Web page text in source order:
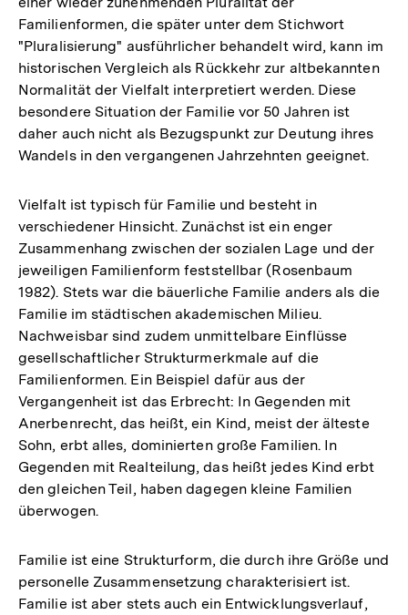
Familienformen, die später unter dem Stichwort
"Pluralisierung" ausführlicher behandelt wird, kann im
historischen Vergleich als Rückkehr zur altbekannten
Normalität der Vielfalt interpretiert werden. Diese
besondere Situation der Familie vor 50 Jahren ist
daher auch nicht als Bezugspunkt zur Deutung ihres
Wandels in den vergangenen Jahrzehnten geeignet.
Vielfalt ist typisch für Familie und besteht in
verschiedener Hinsicht. Zunächst ist ein enger
Zusammenhang zwischen der sozialen Lage und der
jeweiligen Familienform feststellbar (Rosenbaum
1982). Stets war die bäuerliche Familie anders als die
Familie im städtischen akademischen Milieu.
Nachweisbar sind zudem unmittelbare Einflüsse
gesellschaftlicher Strukturmerkmale auf die
Familienformen. Ein Beispiel dafür aus der
Vergangenheit ist das Erbrecht: In Gegenden mit
Anerbenrecht, das heißt, ein Kind, meist der älteste
Sohn, erbt alles, dominierten große Familien. In
Gegenden mit Realteilung, das heißt jedes Kind erbt
den gleichen Teil, haben dagegen kleine Familien
überwogen.
Familie ist eine Strukturform, die durch ihre Größe und
personelle Zusammensetzung charakterisiert ist.
Familie ist aber stets auch ein Entwicklungsverlauf,